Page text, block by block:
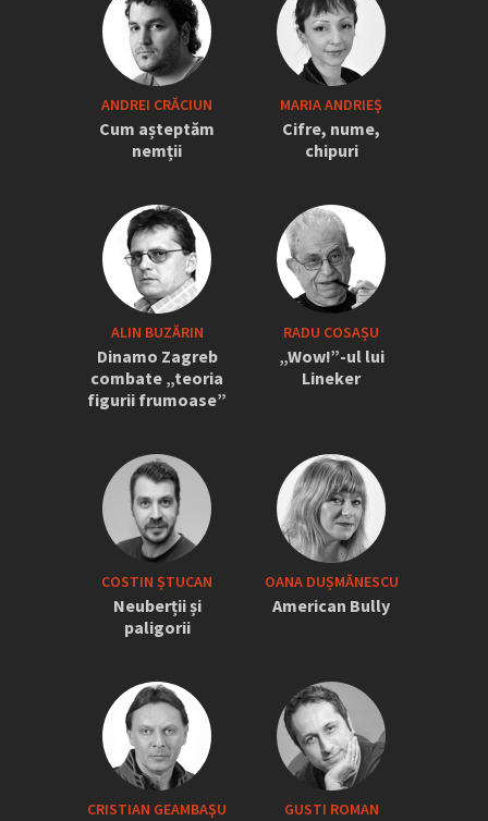
„Iordănescu a tras sforile să revină la
națională” » Pițurcă face dezvăluiri
tari: „Dacă știam că vine el...” +
Scena din avion: „Era transfigurat”
ANDREI CRĂCIUN
Cum așteptăm
nemții
MARIA ANDRIEŞ
Cifre, nume,
chipuri
ALIN BUZĂRIN
Dinamo Zagreb
combate „teoria
figurii frumoase”
RADU COSAȘU
„Wow!”-ul lui
Lineker
COSTIN ȘTUCAN
Neuberții și
paligorii
OANA DUȘMĂNESCU
American Bully
CRISTIAN GEAMBAŞU GUSTI ROMAN